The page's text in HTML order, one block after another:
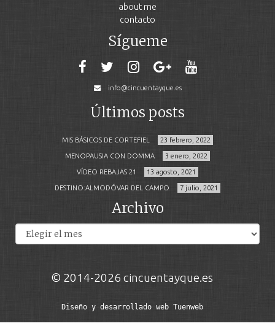
about me
contacto
Sígueme
info@cincuentayque.es
Últimos posts
MIS BÁSICOS DE CORTEFIEL 23 febrero, 2022
MENOPAUSIA CON DOMMA 3 enero, 2022
VÍDEO REBAJAS 21 13 agosto, 2021
DESTINO:ALMODÓVAR DEL CAMPO 7 julio, 2021
Archivo
© 2014-2026 cincuentayque.es
Diseño y desarrollado web Tuenweb